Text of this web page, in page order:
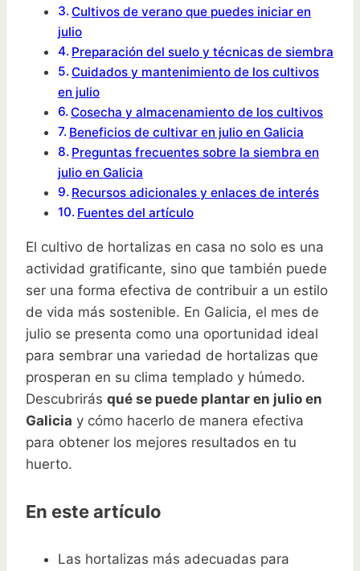
Cultivos de verano que puedes iniciar en
julio
Preparación del suelo y técnicas de siembra
Cuidados y mantenimiento de los cultivos
en julio
Cosecha y almacenamiento de los cultivos
Beneficios de cultivar en julio en Galicia
Preguntas frecuentes sobre la siembra en
julio en Galicia
Recursos adicionales y enlaces de interés
Fuentes del artículo
El cultivo de hortalizas en casa no solo es una
actividad gratificante, sino que también puede
ser una forma efectiva de contribuir a un estilo
de vida más sostenible. En Galicia, el mes de
julio se presenta como una oportunidad ideal
para sembrar una variedad de hortalizas que
prosperan en su clima templado y húmedo.
Descubrirás qué se puede plantar en julio en
Galicia y cómo hacerlo de manera efectiva
para obtener los mejores resultados en tu
huerto.
En este artículo
Las hortalizas más adecuadas para